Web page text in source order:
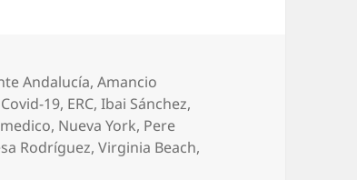
Andalucía,Amancio
Covid-19, ERC,Ibai Sánchez,
medico, Nueva York, Pere
Rodríguez,Virginia Beach,